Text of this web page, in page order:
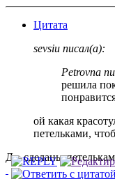
Цитата
sevsiu писал(а):
Petrovna
решила
ой какая
петельками,
Да, сделаны